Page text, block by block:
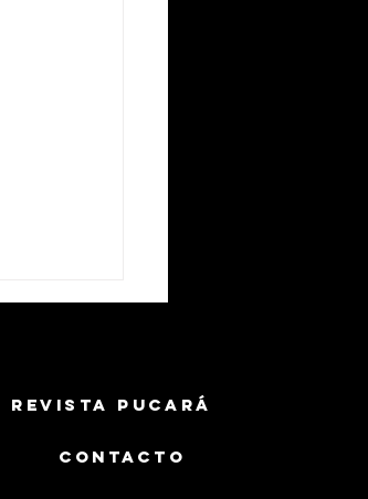
REVISTA PUCARÁ
CONTACTO